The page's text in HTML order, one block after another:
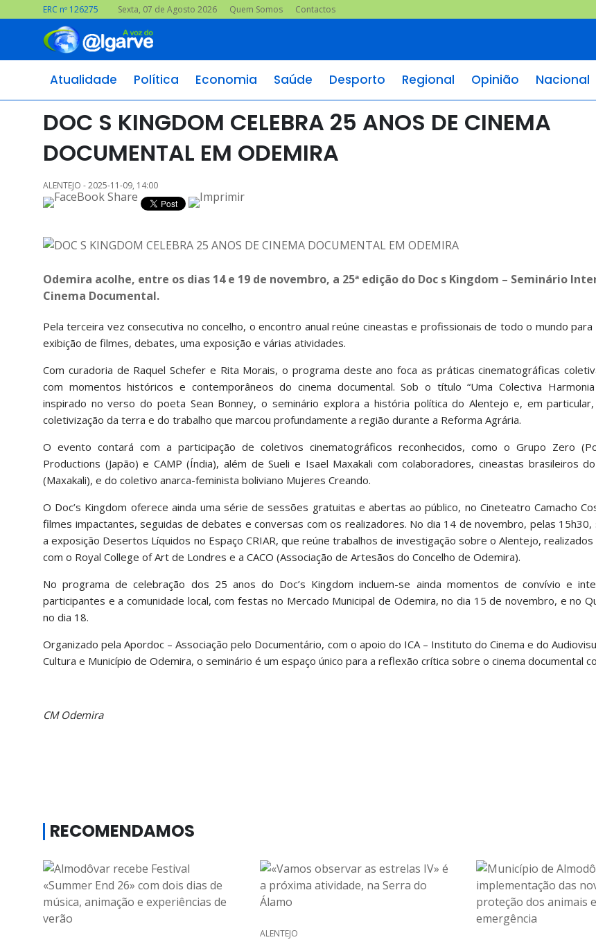
ERC nº 126275 Sexta, 07 de Agosto 2026 Quem Somos Contactos
Atualidade Política Economia Saúde Desporto Regional Opinião Nacional
DOC S KINGDOM CELEBRA 25 ANOS DE CINEMA
DOCUMENTAL EM ODEMIRA
ALENTEJO - 2025-11-09, 14:00
Odemira acolhe, entre os dias 14 e 19 de novembro, a 25ª edição do Doc s Kingdom – Seminário
Cinema Documental.
Pela terceira vez consecutiva no concelho, o encontro anual reúne cineastas e profissionais de todo o mundo para
exibição de filmes, debates, uma exposição e várias atividades.
Com curadoria de Raquel Schefer e Rita Morais, o programa deste ano foca as práticas cinematográficas
com momentos históricos e contemporâneos do cinema documental. Sob o título “Uma Colectiva Harmonia
inspirado no verso do poeta Sean Bonney, o seminário explora a história política do Alentejo e, em
coletivização da terra e do trabalho que marcou profundamente a região durante a Reforma Agrária.
O evento contará com a participação de coletivos cinematográficos reconhecidos, como o Grupo Zero
Productions (Japão) e CAMP (Índia), além de Sueli e Isael Maxakali com colaboradores, cineastas brasileiros
(Maxakali), e do coletivo anarca-feminista boliviano Mujeres Creando.
O Doc’s Kingdom oferece ainda uma série de sessões gratuitas e abertas ao público, no Cineteatro Camacho
filmes impactantes, seguidas de debates e conversas com os realizadores. No dia 14 de novembro, pelas 15h30,
a exposição Desertos Líquidos no Espaço CRIAR, que reúne trabalhos de investigação sobre o Alentejo, realizados
com o Royal College of Art de Londres e a CACO (Associação de Artesãos do Concelho de Odemira).
No programa de celebração dos 25 anos do Doc’s Kingdom incluem-se ainda momentos de convívio e
participantes e a comunidade local, com festas no Mercado Municipal de Odemira, no dia 15 de novembro, e no
no dia 18.
Organizado pela Apordoc – Associação pelo Documentário, com o apoio do ICA – Instituto do Cinema e do
Cultura e Município de Odemira, o seminário é um espaço único para a reflexão crítica sobre o cinema documental
CM Odemira
RECOMENDAMOS
ALENTEJO